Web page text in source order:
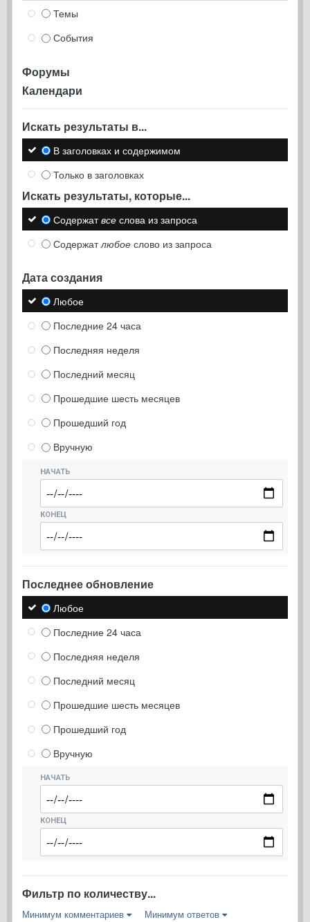
Темы
События
Форумы
Календари
Искать результаты в...
В заголовках и содержимом
Только в заголовках
Искать результаты, которые...
Содержатвсе слова из запроса
Содержатлюбое слово из запроса
Дата создания
Любое
Последние 24 часа
Последняя неделя
Последний месяц
Прошедшие шесть месяцев
Прошедший год
Вручную
НАЧАТЬ
КОНЕЦ
Последнее обновление
Любое
Последние 24 часа
Последняя неделя
Последний месяц
Прошедшие шесть месяцев
Прошедший год
Вручную
НАЧАТЬ
КОНЕЦ
Фильтр по количеству...
Минимум комментариев
Минимум ответов